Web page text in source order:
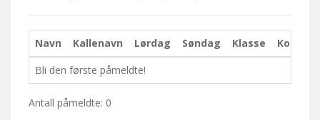
Navn Kallenavn Lørdag Søndag Klasse
Bli den første påmeldte!
Antall påmeldte: 0